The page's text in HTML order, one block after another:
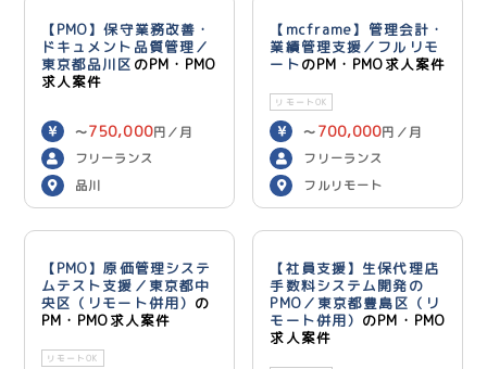
【PMO】保守業務改善・
ドキュメント品質管理／
東京都品川区 のPM・PMO
求人案件
〜750,000円／月
フリーランス
品川
【mcframe】管理会計・
業績管理支援／フルリモ
ートのPM・PMO求人案件
リモートOK
〜 700,000円／月
フリーランス
フルリモート
【PMO】原価管理システ
ムテスト支援／東京都中
央区（リモート併用） の
PM・PMO求人案件
リモートOK
【社員支援】生保代理店
手数料システム開発の
PMO／東京都豊島区（リ
モート併用） のPM・PMO
求人案件